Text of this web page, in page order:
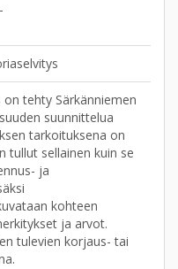
on tehty Särkänniemen
suunnittelua
tarkoituksena on
tullut sellainen kuin se
ja
kohteen
ja arvot.
tulevien korjaus- tai